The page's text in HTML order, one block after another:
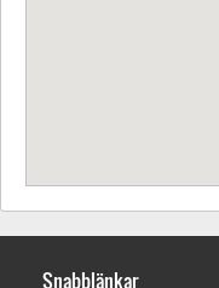
Snabblänkar